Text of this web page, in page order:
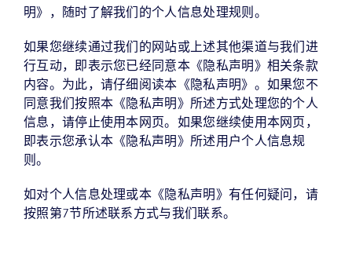
明》，随时了解我们的个人信息处理规则。
如果您继续通过我们的网站或上述其他渠道与我们进
行互动，即表示您已经同意本《隐私声明》相关条款
内容。为此，请仔细阅读本《隐私声明》。如果您不
同意我们按照本《隐私声明》所述方式处理您的个人
信息，请停止使用本网页。如果您继续使用本网页，
即表示您承认本《隐私声明》所述用户个人信息规
则。
如对个人信息处理或本《隐私声明》有任何疑问，请
按照第7节所述联系方式与我们联系。